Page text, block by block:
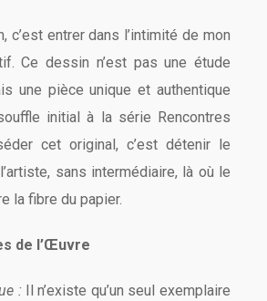
c’est entrer dans l’intimité de mon
Ce dessin n’est pas une étude
une pièce unique et authentique
initial à la série Rencontres
cet original, c’est détenir le
sans intermédiaire, là où le
la fibre du papier.
de l’Œuvre
: Il n’existe qu’un seul exemplaire